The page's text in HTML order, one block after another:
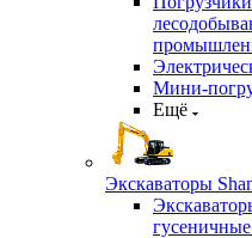
Мини-
Ещё
Экскаваторы